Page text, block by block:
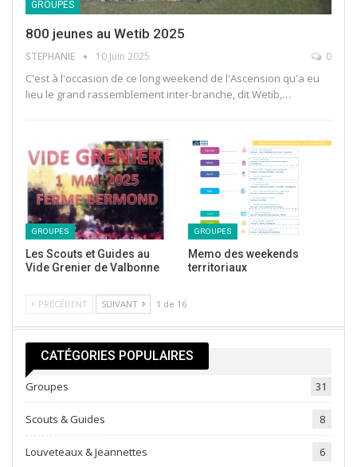
GROUPES
800 jeunes au Wetib 2025
STEPHANIE 10 Juin 2025 0
C'est à l'occasion de ce long weekend de l'Ascension qu'a eu
lieu le grand rassemblement inter-branche, dit Wetib,…
GROUPES
Les Scouts et Guides au
Vide Grenier de Valbonne
GROUPES
Memo des weekends
territoriaux
PRÉCÉDENT SUIVANT 1 de 16
CATÉGORIES POPULAIRES
Groupes 31
Scouts & Guides 8
Louveteaux & Jeannettes 6